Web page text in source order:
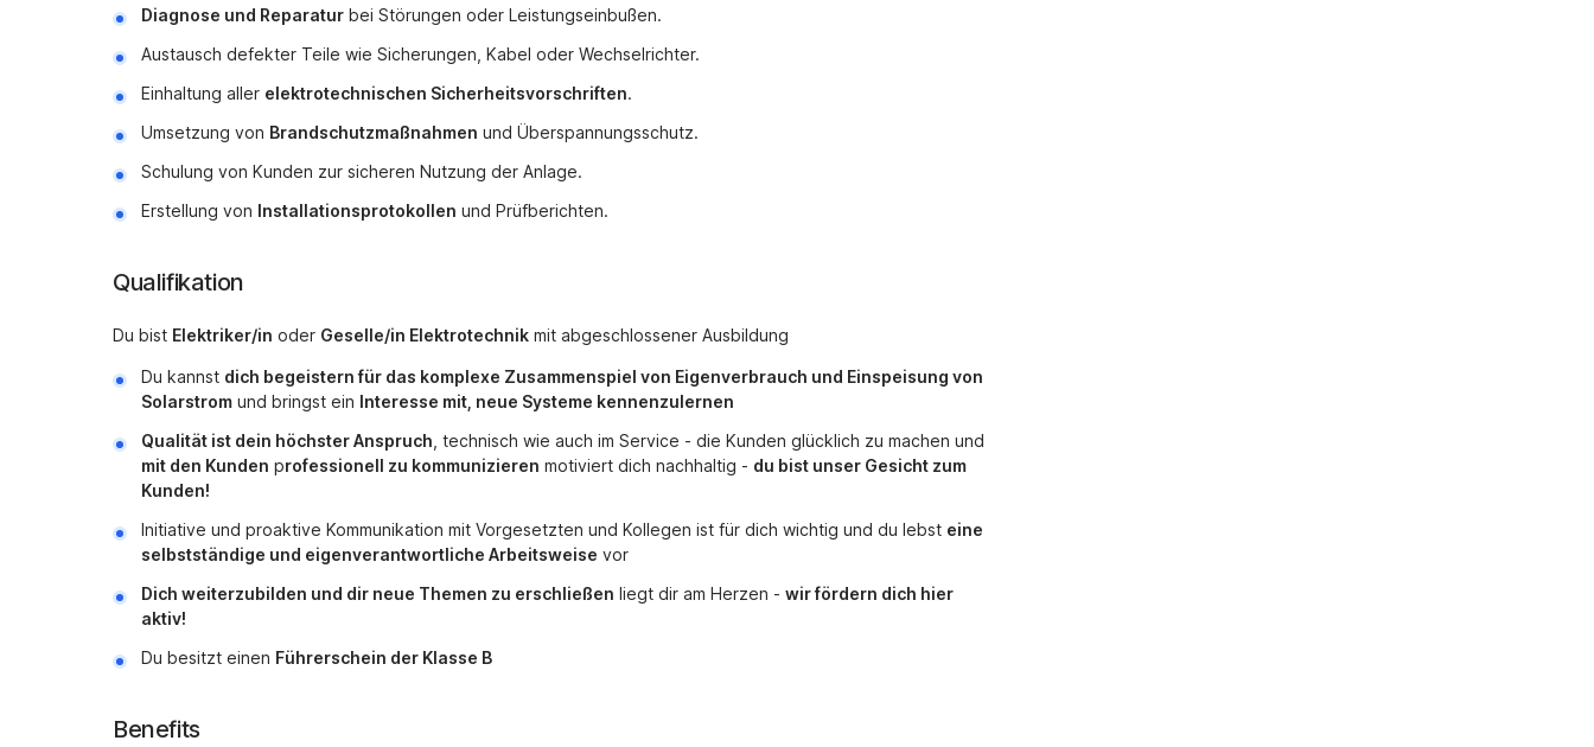
Diagnose und Reparatur bei Störungen oder Leistungseinbußen.
Austausch defekter Teile wie Sicherungen, Kabel oder Wechselrichter.
Einhaltung aller elektrotechnischen Sicherheitsvorschriften.
Umsetzung von Brandschutzmaßnahmen und Überspannungsschutz.
Schulung von Kunden zur sicheren Nutzung der Anlage.
Erstellung von Installationsprotokollen und Prüfberichten.
Qualifikation
Du bist Elektriker/in oder Geselle/in Elektrotechnik mit abgeschlossener Ausbildung
Du kannst dich begeistern für das komplexe Zusammenspiel von Eigenverbrauch und Einspeisung von
Solarstrom und bringst ein Interesse mit, neue Systeme kennenzulernen
Qualität ist dein höchster Anspruch , technisch wie auch im Service - die Kunden glücklich zu machen und
mit den Kunden professionell zu kommunizieren motiviert dich nachhaltig - du bist unser Gesicht zum
Kunden!
Initiative und proaktive Kommunikation mit Vorgesetzten und Kollegen ist für dich wichtig und du lebst eine
selbstständige und eigenverantwortliche Arbeitsweise vor
Dich weiterzubilden und dir neue Themen zu erschließen liegt dir am Herzen - wir fördern dich hier
aktiv!
Du besitzt einen Führerschein der Klasse B
Benefits